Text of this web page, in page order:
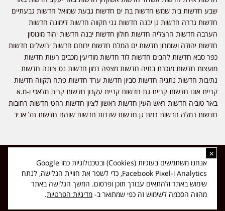
שבע חדשות בית שמש חדשות בת ים חדשות גבעת שמואל חדשות גבעתיים
חדשות גדרה חדשות גן יבנה חדשות גני תקווה חדשות דימונה חדשות
הערבה חדשות הרצליה חדשות חולון חדשות יבנה חדשות יהוד מונוסון
חדשות יהודה ושומרון חדשות ים המלח חדשות ירוחם חדשות ירושלים חדשות
כפר סבא חדשות להבים חדשות לוד חדשות מודיעין מכבים רעות חדשות
מועצות חדשות מזכרת בתיה חדשות מצפה רמון חדשות נס ציונה חדשות
נתיבות חדשות נתניה חדשות סביון חדשות ערד חדשות פתח תקווה חדשות
קריית אונו חדשות קריית גת חדשות קריית עקרון חדשות קרית מלאכי ו-מ.א
באר טוביה חדשות ראש העין חדשות ראשון לציון חדשות רהט חדשות רחובות
חדשות רמלה חדשות רמת גן חדשות שדרות חדשות שוהם חדשות תל אביב
כל הזכויות שמורות ל-ליזה ללוצאשווילי - חדשות אפס שמונה - דיווחים בזמן
אמת, נוסד בשנת 2019 | טל' לפרסומים 054-9759222 מייל מערכת
news08.net@gmail.com
Made with ❤ byDIGITA
×
אנחנו משתמשים בעוגיות (Cookies) ובטכנולוגיות כמו Google
Analytics ו-Facebook Pixel, כדי לשפר את חוויית הגלישה, לנתח
שימוש באתר ולהתאים עבורך תוכן ופרסום. המשך הגלישה באתר
מהווה הסכמה לשימוש זה כפי שמתואר ב- מדיניות הפרטיות.